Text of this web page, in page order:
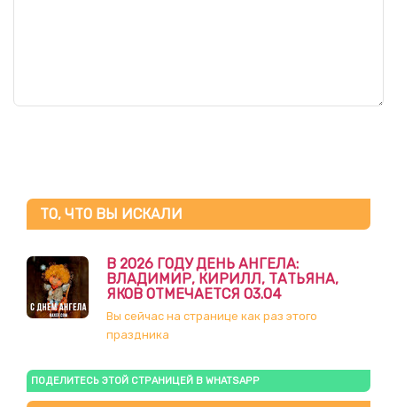
ТО, ЧТО ВЫ ИСКАЛИ
В 2026 ГОДУ ДЕНЬ АНГЕЛА:
ВЛАДИМИР, КИРИЛЛ, ТАТЬЯНА,
ЯКОВ ОТМЕЧАЕТСЯ 03.04
Вы сейчас на странице как раз этого
праздника
ПОДЕЛИТЕСЬ ЭТОЙ СТРАНИЦЕЙ В WHATSAPP